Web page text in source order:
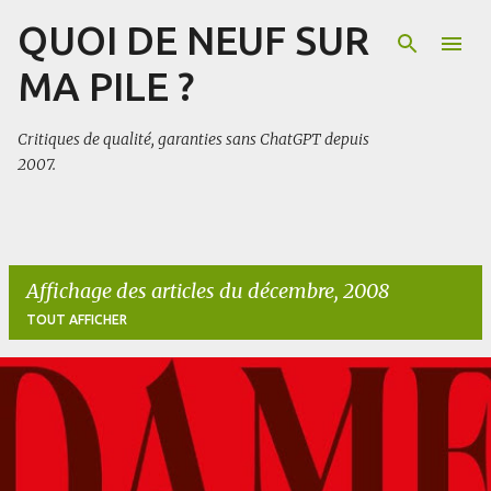
Accéder au contenu principal
QUOI DE NEUF SUR
MA PILE ?
Critiques de qualité, garanties sans ChatGPT depuis
2007.
Affichage des articles du décembre, 2008
TOUT AFFICHER
A